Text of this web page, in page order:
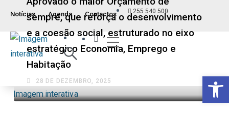
Notícias Agenda Contactos 255 540 500
sempre, que reforça o desenvolvimento
e a coesão social, estruturado no eixo
estratégico Economia, Emprego e
Habitação
28 DE DEZEMBRO, 2025